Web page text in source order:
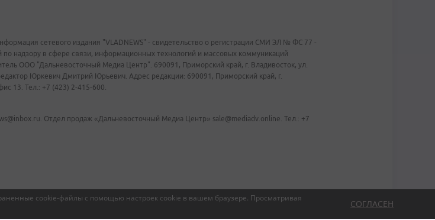
cookie-файлы с помощью настроек cookie в вашем браузере. Просматривая
СОГЛАСЕН
сетевого издания "VLADNEWS" - свидетельство о регистрации СМИ ЭЛ № ФС 77 -
надзору в сфере связи, информационных технологий и массовых коммуникаций
ООО "Дальневосточный Медиа Центр". 690091, Приморский край, г. Владивосток, ул.
Юркевич Дмитрий Юрьевич. Адрес редакции: 690091, Приморский край, г.
13. Тел.: +7 (423) 2-415-600.
Отдел продаж «Дальневосточный Медиа Центр» sale@mediadv.online. Тел.: +7